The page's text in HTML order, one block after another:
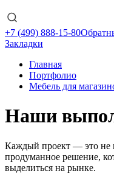
+7 (499) 888-15-80
Закладки
Главная
Портфолио
Мебель для
Наши
Каждый проект — это не
продуманное решение,
выделиться на рынке.